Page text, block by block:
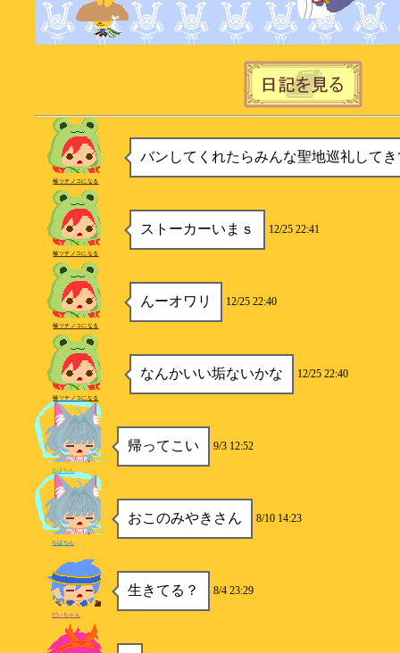
バンしてくれたらみんな聖地巡礼して
極ツチノコになる
ストーカーいまｓ 12/25 22:41
極ツチノコになる
んーオワリ 12/25 22:40
極ツチノコになる
なんかいい垢ないかな 12/25 22:40
極ツチノコになる
帰ってこい 9/3 12:52
ちばちん
おこのみやきさん 8/10 14:23
ちばちん
生きてる？ 8/4 23:29
だいちゃん